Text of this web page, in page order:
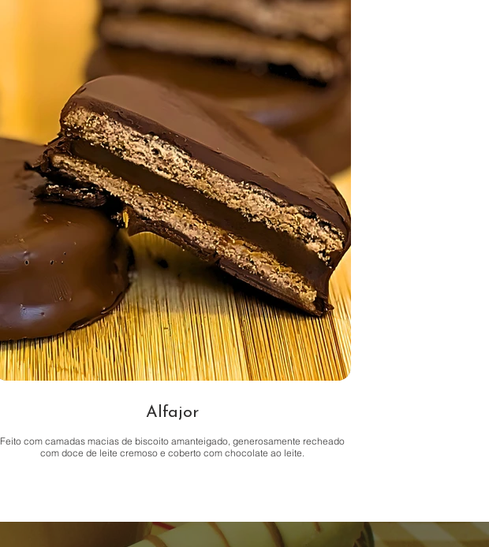
Alfajor
Feito com camadas macias de biscoito amanteigado, generosamente recheado
com doce de leite cremoso e coberto com chocolate ao leite.